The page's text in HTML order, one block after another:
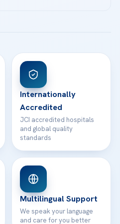
Internationally
Accredited
JCI accredited hospitals
and global quality
standards
Multilingual Support
We speak your language
and care for you better